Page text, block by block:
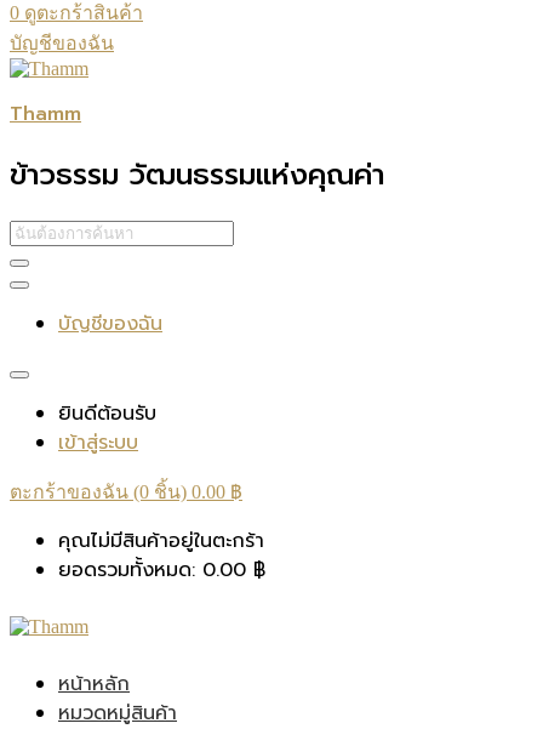
0 ดูตะกร้าสินค้า
บัญชีของฉัน
Thamm
ข้าวธรรม วัฒนธรรมแห่งคุณค่า
บัญชีของฉัน
ยินดีต้อนรับ
เข้าสู่ระบบ
ตะกร้าของฉัน (0 ชิ้น) 0.00 ฿
คุณไม่มีสินค้าอยู่ในตะกร้า
ยอดรวมทั้งหมด: 0.00 ฿
หน้าหลัก
หมวดหมู่สินค้า